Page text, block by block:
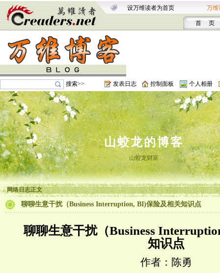
设万维读者为首页 万维
首 页
搜索>> 发表日志 控制面板 个人相册
山蛟龙的博客
山蛟龙财富
网络日志正文
聊聊生意干扰（Business Interruption, BI)保险及相关知识点
聊聊生意干扰（Business
知识点
作者：陈勇